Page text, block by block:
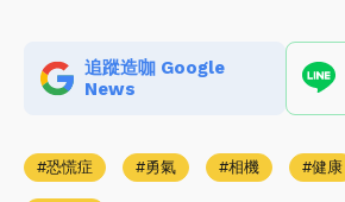
追蹤造咖 Google
News
恐慌症 勇氣 相機 健康